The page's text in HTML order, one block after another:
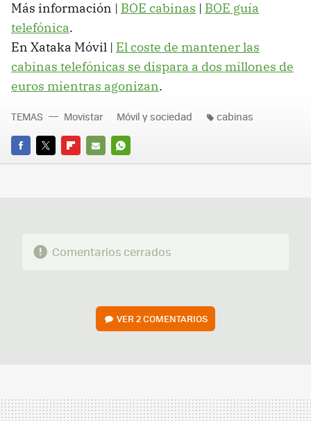
Más información | BOE cabinas | BOE guía
telefónica.
En Xataka Móvil | El coste de mantener las
cabinas telefónicas se dispara a dos millones de
euros mientras agonizan.
FACEBOOK
TWITTERFLIPBOARD
E-
WHATSAPP
TEMAS Movistar Móvil y sociedad cabinas
Comentarios cerrados
VER2 COMENTARIOS